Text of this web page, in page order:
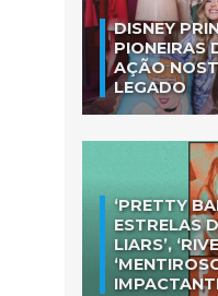
DISNEY
PIONEIRAS
AÇÃO
LEGADO
‘PRETTY
ESTRELAS
LIARS’,